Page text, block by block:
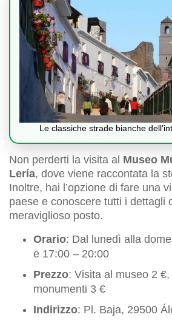
Le classiche strade bianche
Non perderti la visita al Museo
Lería, dove viene raccontata la
Inoltre, hai l’opzione di fare una
paese e conoscere tutti i dettagli
meraviglioso posto.
Orario: Dal lunedì alla
e 17:00 – 20:00
Prezzo: Visita al museo 2
monumenti 3 €
Indirizzo: Pl. Baja, 29500